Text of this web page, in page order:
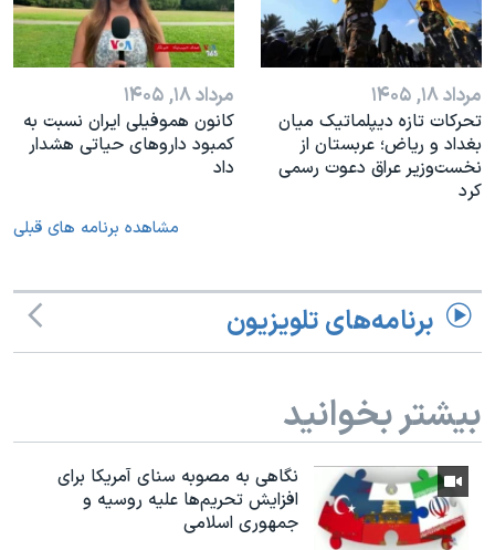
مرداد ۱۸, ۱۴۰۵
تحرکات تازه دیپلماتیک میان
بغداد و ریاض؛ عربستان از
نخست‌وزیر عراق دعوت رسمی
کرد
مرداد ۱۸, ۱۴۰۵
کانون هموفیلی ایران نسبت به
کمبود داروهای حیاتی هشدار
داد
مشاهده برنامه های قبلی
برنامه‌های تلویزیون
بیشتر بخوانید
نگاهی به مصوبه سنای آمریکا برای
افزایش تحریم‌ها علیه روسیه و
جمهوری اسلامی